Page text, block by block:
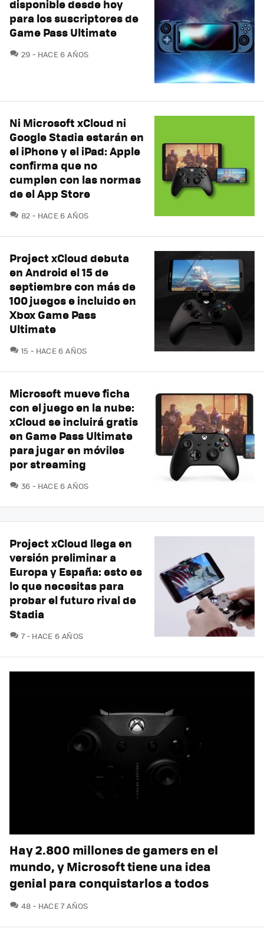
disponible desde hoy
para los suscriptores de
Game Pass Ultimate
29 COMENTARIOS
HACE 6 AÑOS
Ni Microsoft xCloud ni
Google Stadia estarán en
el iPhone y el iPad: Apple
confirma que no
cumplen con las normas
de el App Store
82 COMENTARIOS
HACE 6 AÑOS
Project xCloud debuta
en Android el 15 de
septiembre con más de
100 juegos e incluido en
Xbox Game Pass
Ultimate
15 COMENTARIOS
HACE 6 AÑOS
Microsoft mueve ficha
con el juego en la nube:
xCloud se incluirá gratis
en Game Pass Ultimate
para jugar en móviles
por streaming
36 COMENTARIOS
HACE 6 AÑOS
Project xCloud llega en
versión preliminar a
Europa y España: esto es
lo que necesitas para
probar el futuro rival de
Stadia
7COMENTARIOS
HACE 6 AÑOS
Hay 2.800 millones de gamers en el
mundo, y Microsoft tiene una idea
genial para conquistarlos a todos
48 COMENTARIOS
HACE 7 AÑOS